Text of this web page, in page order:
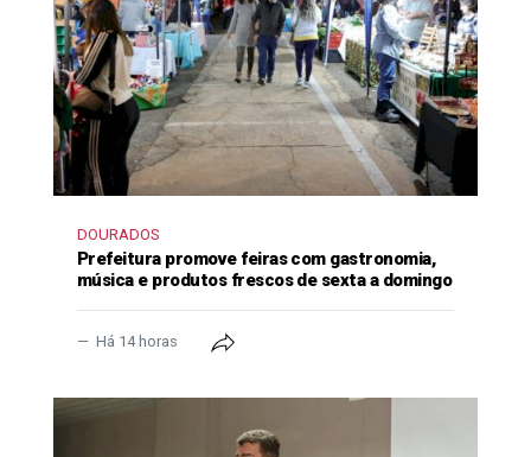
DOURADOS
Prefeitura promove feiras com gastronomia,
música e produtos frescos de sexta a domingo
Há 14 horas